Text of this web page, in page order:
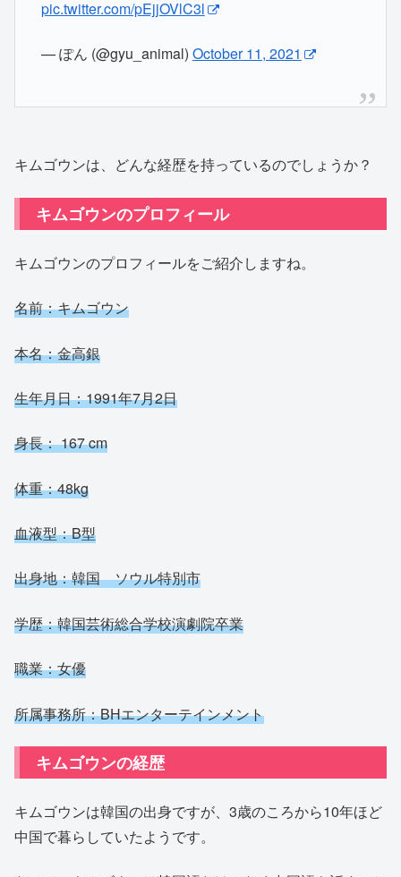
pic.twitter.com/pEjjOVlC3l
— ぽん (@gyu_animal) October 11, 2021
キムゴウンは、どんな経歴を持っているのでしょうか？
キムゴウンのプロフィール
キムゴウンのプロフィールをご紹介しますね。
名前：キムゴウン
本名：金高銀
生年月日：1991年7月2日
身長： 167 cm
体重：48kg
血液型：B型
出身地：韓国 ソウル特別市
学歴：韓国芸術総合学校演劇院卒業
職業：女優
所属事務所：BHエンターテインメント
キムゴウンの経歴
キムゴウンは韓国の出身ですが、3歳のころから10年ほど
中国で暮らしていたようです。